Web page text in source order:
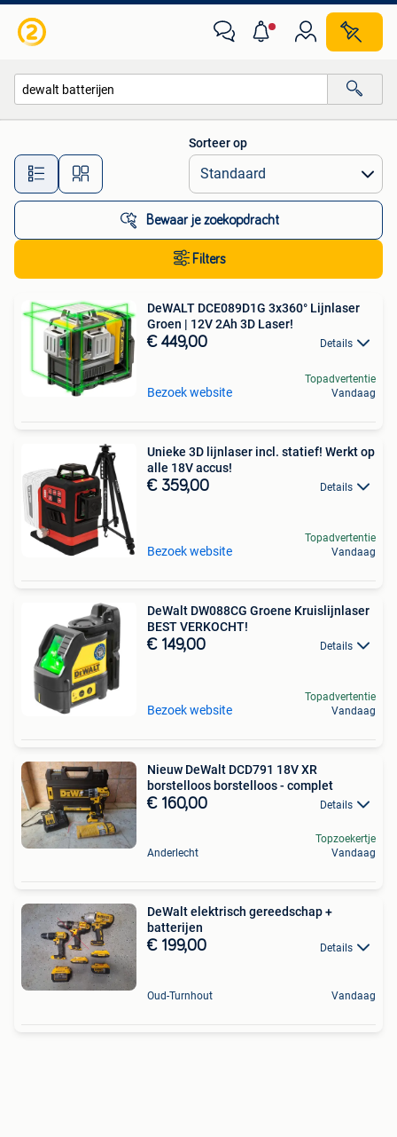
Alle afstanden…
Sorteer op
Bewaar je zoekopdracht
Filters
DeWALT DCE089D1G 3x360° Lijnlaser
Groen | 12V 2Ah 3D Laser!
€ 449,00 Details
Bezoek website
Topadvertentie
Vandaag
Unieke 3D lijnlaser incl. statief! Werkt op
alle 18V accus!
€ 359,00 Details
Bezoek website
Topadvertentie
Vandaag
DeWalt DW088CG Groene Kruislijnlaser
BEST VERKOCHT!
€ 149,00 Details
Bezoek website
Topadvertentie
Vandaag
Nieuw DeWalt DCD791 18V XR
borstelloos borstelloos - complet
€ 160,00 Details
Anderlecht
Topzoekertje
Vandaag
DeWalt elektrisch gereedschap +
batterijen
€ 199,00 Details
Oud-Turnhout Vandaag